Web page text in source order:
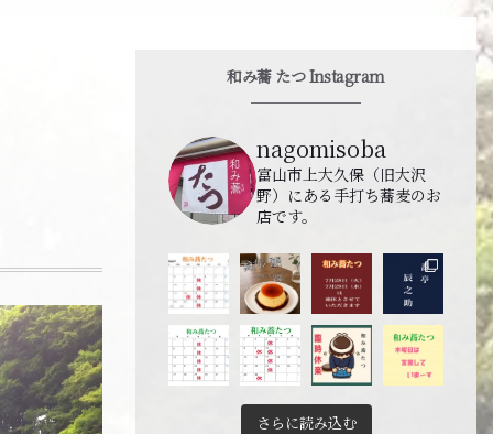
和み蕎 たつ Instagram
nagomisoba
富山市上大久保（旧大沢
野）にある手打ち蕎麦のお
店です。
さらに読み込む